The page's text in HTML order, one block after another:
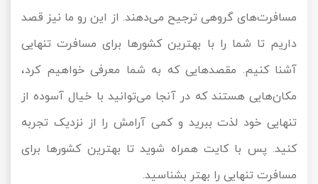
مسافرت‌های گروهی ترجیح می‌دهند. از این رو ما نیز قصد
داریم تا شما را با بهترین کشورها برای مسافرت تنهایی
آشنا کنیم. مقصدهایی که به شما معرفی خواهیم کرد،
مکان‌هایی هستند که در آنجا می‌توانید با خیال آسوده از
تنهایی خود لذت ببرید و کمی آرامش را از نزدیک تجربه
کنید. پس با کایت همراه شوید تا بهترین کشورها برای
مسافرت تنهایی را بهتر بشناسید.
تور مرداب هسل
تور کاشان
تور اصفهان
تور ترکمن صحرا